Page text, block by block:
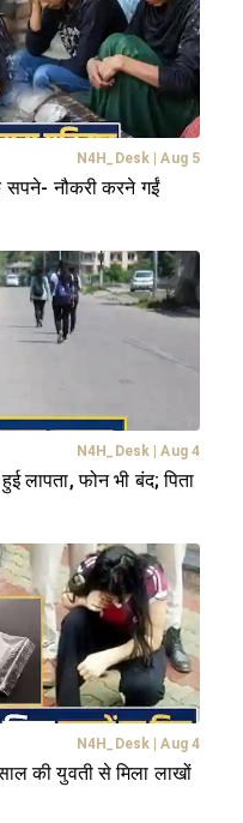
N4H_Desk | Aug 5
सपने- नौकरी करने गईं
N4H_Desk | Aug 4
लापता, फोन भी बंद; पिता
N4H_Desk | Aug 4
की युवती से मिला लाखों